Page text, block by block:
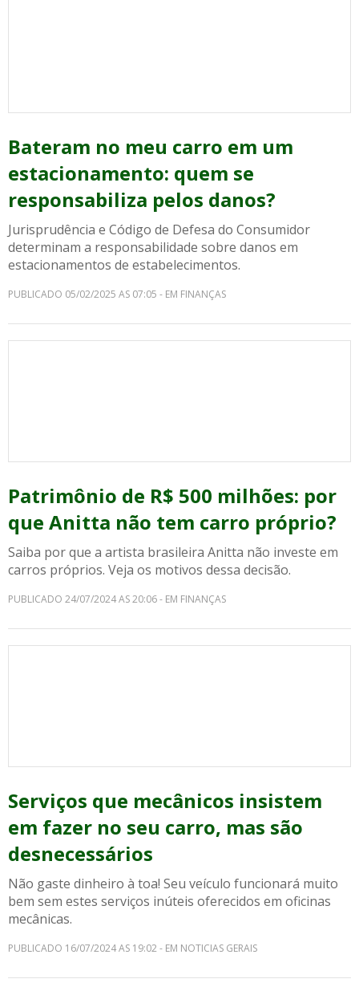
Bateram no meu carro em um
estacionamento: quem se
responsabiliza pelos danos?
Jurisprudência e Código de Defesa do Consumidor
determinam a responsabilidade sobre danos em
estacionamentos de estabelecimentos.
PUBLICADO 05/02/2025 AS 07:05 - EM FINANÇAS
Patrimônio de R$ 500 milhões: por
que Anitta não tem carro próprio?
Saiba por que a artista brasileira Anitta não investe em
carros próprios. Veja os motivos dessa decisão.
PUBLICADO 24/07/2024 AS 20:06 - EM FINANÇAS
Serviços que mecânicos insistem
em fazer no seu carro, mas são
desnecessários
Não gaste dinheiro à toa! Seu veículo funcionará muito
bem sem estes serviços inúteis oferecidos em oficinas
mecânicas.
PUBLICADO 16/07/2024 AS 19:02 - EM NOTICIAS GERAIS